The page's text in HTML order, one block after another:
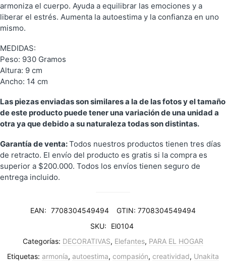
armoniza el cuerpo. Ayuda a equilibrar las emociones y a
liberar el estrés. Aumenta la autoestima y la confianza en uno
mismo.
MEDIDAS:
Peso: 930 Gramos
Altura: 9 cm
Ancho: 14 cm
Las piezas enviadas son similares a la de las fotos y el tamaño
de este producto puede tener una variación de una unidad a
otra ya que debido a su naturaleza todas son distintas.
Garantía de venta:Todos nuestros productos tienen tres días
de retracto. El envío del producto es gratis si la compra es
superior a $200.000. Todos los envíos tienen seguro de
entrega incluido.
EAN: 7708304549494
GTIN: 7708304549494
SKU:
El0104
Categorías: DECORATIVAS, Elefantes, PARA EL HOGAR
Etiquetas: armonía, autoestima, compasión, creatividad, Unakita